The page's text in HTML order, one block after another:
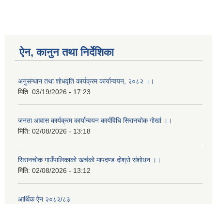
ऐन, कानुन तथा निर्देशिका
अनुसन्धान तथा शोधवृति कार्यक्रम कार्यान्वयन, २०८२ ।।
मिति: 03/19/2026 - 17:23
जनता आवास कार्यक्रम कार्यान्वयन कार्यविधि सिरानचोक गोर्खा ।।
मिति: 02/08/2026 - 13:18
सिरानचोक गाउँपालिकाको खर्चको मापदण्ड दोश्रो संशोधन ।।
मिति: 02/08/2026 - 13:12
आर्थिक ऐन २०८२/८३